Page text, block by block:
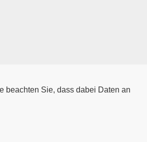
beachten Sie, dass dabei Daten an